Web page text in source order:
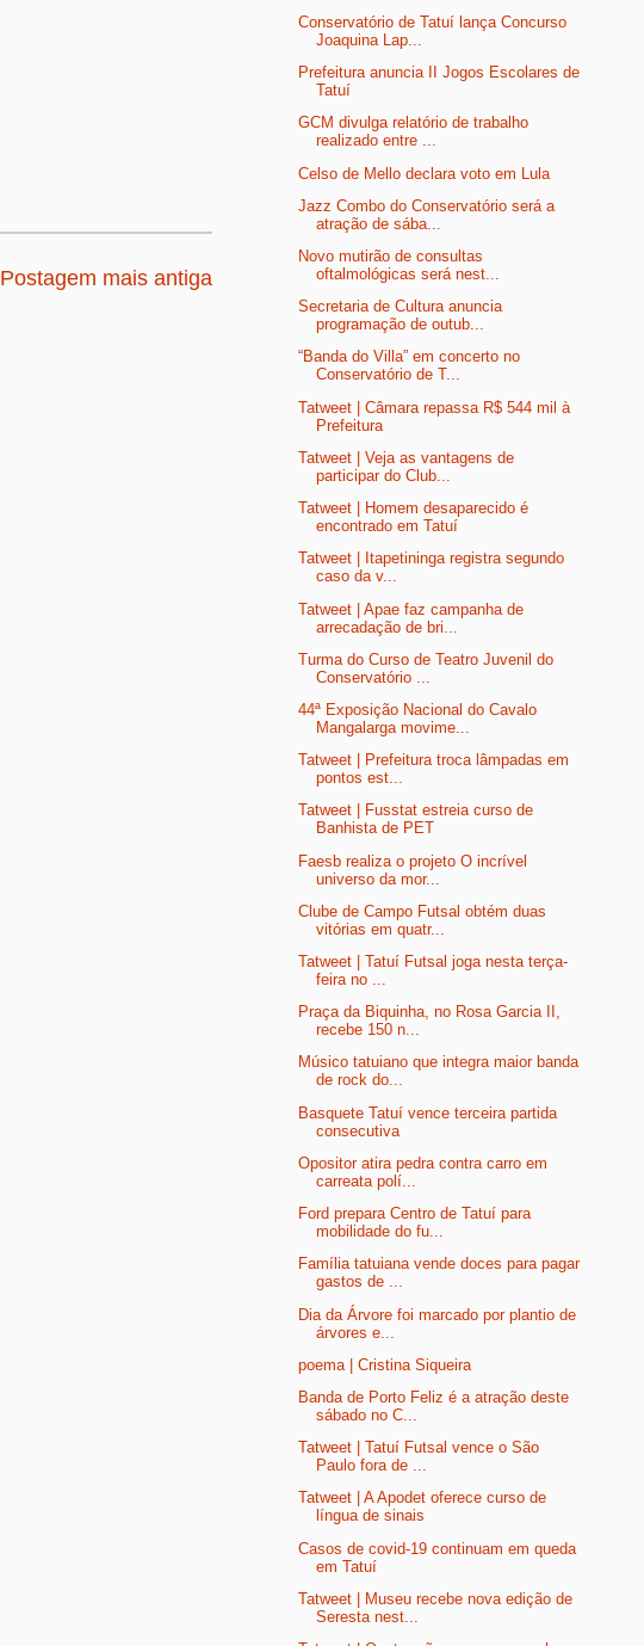
Postagem mais antiga
Conservatório de Tatuí lança Concurso
Joaquina Lap...
Prefeitura anuncia II Jogos Escolares de
Tatuí
GCM divulga relatório de trabalho
realizado entre ...
Celso de Mello declara voto em Lula
Jazz Combo do Conservatório será a
atração de sába...
Novo mutirão de consultas
oftalmológicas será nest...
Secretaria de Cultura anuncia
programação de outub...
“Banda do Villa” em concerto no
Conservatório de T...
Tatweet | Câmara repassa R$ 544 mil à
Prefeitura
Tatweet | Veja as vantagens de
participar do Club...
Tatweet | Homem desaparecido é
encontrado em Tatuí
Tatweet | Itapetininga registra segundo
caso da v...
Tatweet | Apae faz campanha de
arrecadação de bri...
Turma do Curso de Teatro Juvenil do
Conservatório ...
44ª Exposição Nacional do Cavalo
Mangalarga movime...
Tatweet | Prefeitura troca lâmpadas em
pontos est...
Tatweet | Fusstat estreia curso de
Banhista de PET
Faesb realiza o projeto O incrível
universo da mor...
Clube de Campo Futsal obtém duas
vitórias em quatr...
Tatweet | Tatuí Futsal joga nesta terça-
feira no ...
Praça da Biquinha, no Rosa Garcia II,
recebe 150 n...
Músico tatuiano que integra maior banda
de rock do...
Basquete Tatuí vence terceira partida
consecutiva
Opositor atira pedra contra carro em
carreata polí...
Ford prepara Centro de Tatuí para
mobilidade do fu...
Família tatuiana vende doces para pagar
gastos de ...
Dia da Árvore foi marcado por plantio de
árvores e...
poema | Cristina Siqueira
Banda de Porto Feliz é a atração deste
sábado no C...
Tatweet | Tatuí Futsal vence o São
Paulo fora de ...
Tatweet | A Apodet oferece curso de
língua de sinais
Casos de covid-19 continuam em queda
em Tatuí
Tatweet | Museu recebe nova edição de
Seresta nest...